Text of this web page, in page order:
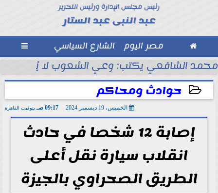
رئيس مجلس الإدارة ورئيس التحرير
عبد النبى عبد الستار
 مصر اليوم الشارع السياسي 
صلاح.. اليوم
محمد الشافعي يكتب: وعي الشعوب لا يُقاس
حوادث ومحاكم
الخميس، 19 ديسمبر 2024 09:17 صـ بتوقيت القاهرة
إصابة 12 شخصا في حادث
انقلاب سيارة نقل أعلى
الطريق الصحراوي بالجيزة